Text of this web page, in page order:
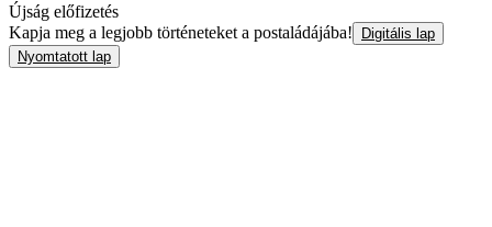
Újság előfizetés
Kapja meg a legjobb történeteket a postaládájába!
Digitális lap
Nyomtatott lap